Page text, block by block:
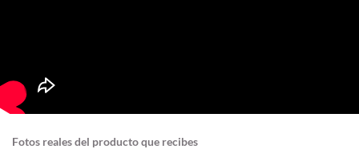
Fotos reales del producto que recibes